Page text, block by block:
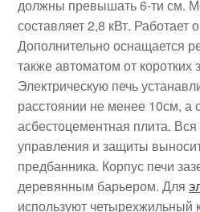
должны превышать 6-ти см.
составляет 2,8 кВт. Работает
Дополнительно оснащается
также автоматом от коротких
Электрическую печь
расстоянии не менее 10см, а
асбестоцементная плита.
управления и защиты
предбанника. Корпус печи
деревянным барьером. Для
используют четырехжильный